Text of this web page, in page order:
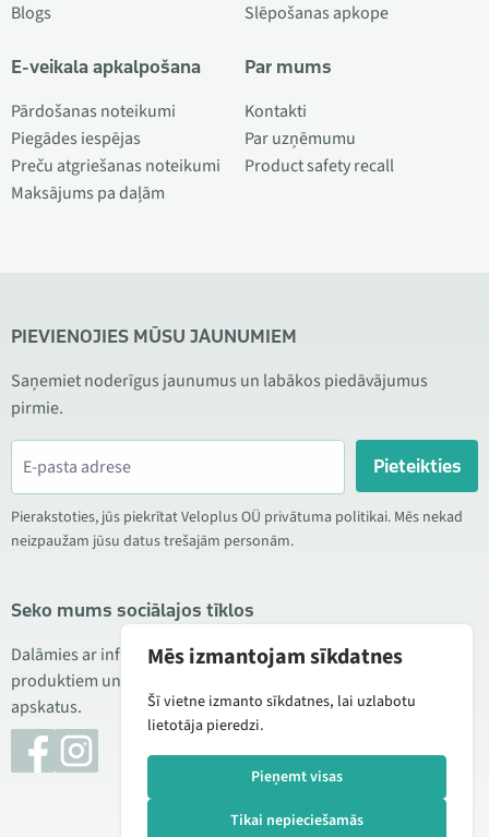
Blogs
E-veikala apkalpošana
Pārdošanas noteikumi
Piegādes iespējas
Preču atgriešanas noteikumi
Maksājums pa daļām
Slēpošanas apkope
Par mums
Kontakti
Par uzņēmumu
Product safety recall
PIEVIENOJIES MŪSU JAUNUMIEM
Saņemiet noderīgus jaunumus un labākos piedāvājumus
pirmie.
Pieteikties
Pierakstoties, jūs piekrītat Veloplus OÜ privātuma politikai. Mēs nekad
neizpaužam jūsu datus trešajām personām.
Seko mums sociālajos tīklos
Dalāmies ar informāciju par izdevīgām akcijām, jauniem
produktiem un servisu. Reizēm publicējam arī produktu
apskatus.
Mēs izmantojam sīkdatnes
Šī vietne izmanto sīkdatnes, lai uzlabotu
lietotāja pieredzi.
Pieņemt visas
Tikai nepieciešamās